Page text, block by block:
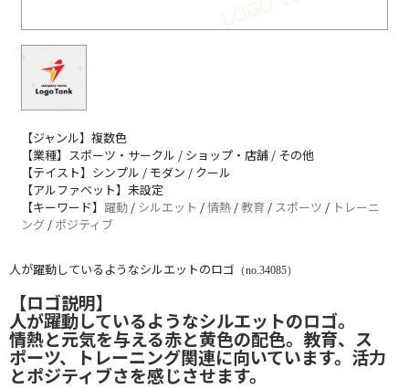
【ジャンル】複数色
【業種】スポーツ・サークル / ショップ・店舗 / その他
【テイスト】シンプル / モダン / クール
【アルファベット】未設定
【キーワード】 躍動 / シルエット /情熱 / 教育 / スポーツ / トレーニ
ング / ポジティブ
人が躍動しているようなシルエットのロゴ （no.34085）
【ロゴ説明】
人が躍動しているようなシルエットのロゴ。
情熱と元気を与える赤と黄色の配色。教育、ス
ポーツ、トレーニング関連に向いています。活力
とポジティブさを感じさせます。